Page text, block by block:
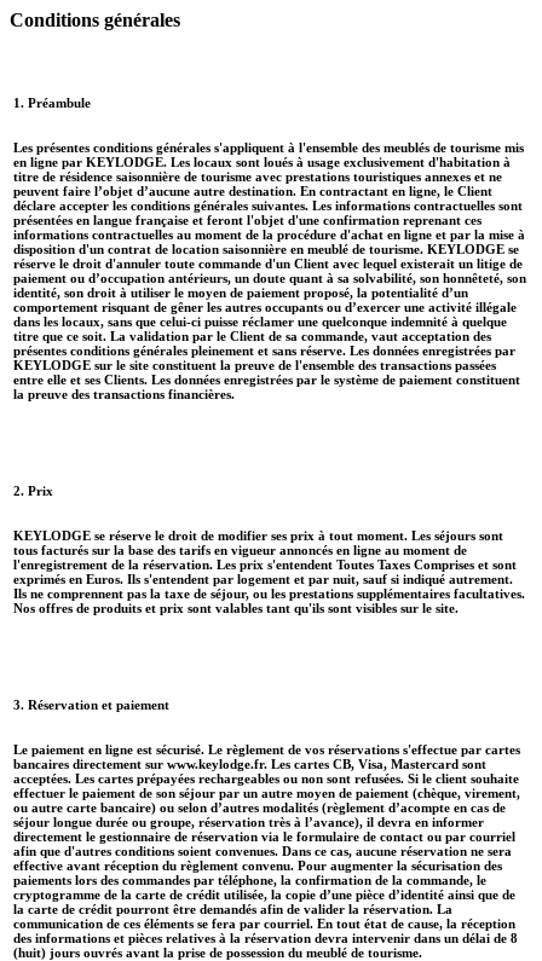
Conditions générales
1. Préambule
Les présentes conditions générales s'appliquent à l'ensemble des meublés de tourisme mis
en ligne par KEYLODGE. Les locaux sont loués à usage exclusivement d'habitation à
titre de résidence saisonnière de tourisme avec prestations touristiques annexes et ne
peuvent faire l’objet d’aucune autre destination. En contractant en ligne, le Client
déclare accepter les conditions générales suivantes. Les informations contractuelles sont
présentées en langue française et feront l'objet d'une confirmation reprenant ces
informations contractuelles au moment de la procédure d'achat en ligne et par la mise à
disposition d'un contrat de location saisonnière en meublé de tourisme. KEYLODGE se
réserve le droit d'annuler toute commande d'un Client avec lequel existerait un litige de
paiement ou d’occupation antérieurs, un doute quant à sa solvabilité, son honnêteté, son
identité, son droit à utiliser le moyen de paiement proposé, la potentialité d’un
comportement risquant de gêner les autres occupants ou d’exercer une activité illégale
dans les locaux, sans que celui-ci puisse réclamer une quelconque indemnité à quelque
titre que ce soit. La validation par le Client de sa commande, vaut acceptation des
présentes conditions générales pleinement et sans réserve. Les données enregistrées par
KEYLODGE sur le site constituent la preuve de l'ensemble des transactions passées
entre elle et ses Clients. Les données enregistrées par le système de paiement constituent
la preuve des transactions financières.
2. Prix
KEYLODGE se réserve le droit de modifier ses prix à tout moment. Les séjours sont
tous facturés sur la base des tarifs en vigueur annoncés en ligne au moment de
l'enregistrement de la réservation. Les prix s'entendent Toutes Taxes Comprises et sont
exprimés en Euros. Ils s'entendent par logement et par nuit, sauf si indiqué autrement.
Ils ne comprennent pas la taxe de séjour, ou les prestations supplémentaires facultatives.
Nos offres de produits et prix sont valables tant qu'ils sont visibles sur le site.
3. Réservation et paiement
Le paiement en ligne est sécurisé. Le règlement de vos réservations s'effectue par cartes
bancaires directement sur www.keylodge.fr. Les cartes CB, Visa, Mastercard sont
acceptées. Les cartes prépayées rechargeables ou non sont refusées. Si le client souhaite
effectuer le paiement de son séjour par un autre moyen de paiement (chèque, virement,
ou autre carte bancaire) ou selon d’autres modalités (règlement d’acompte en cas de
séjour longue durée ou groupe, réservation très à l’avance), il devra en informer
directement le gestionnaire de réservation via le formulaire de contact ou par courriel
afin que d'autres conditions soient convenues. Dans ce cas, aucune réservation ne sera
effective avant réception du règlement convenu. Pour augmenter la sécurisation des
paiements lors des commandes par téléphone, la confirmation de la commande, le
cryptogramme de la carte de crédit utilisée, la copie d’une pièce d’identité ainsi que de
la carte de crédit pourront être demandés afin de valider la réservation. La
communication de ces éléments se fera par courriel. En tout état de cause, la réception
des informations et pièces relatives à la réservation devra intervenir dans un délai de 8
(huit) jours ouvrés avant la prise de possession du meublé de tourisme.